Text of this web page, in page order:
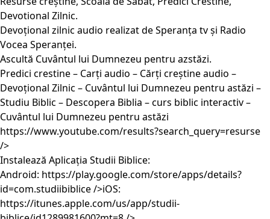
Devotional Zilnic.
Devoțional zilnic audio realizat de Speranța tv și Radio
Vocea Speranței.
Ascultă Cuvântul lui Dumnezeu pentru azstăzi.
Predici crestine – Carți audio – Cărți creștine audio –
Devoțional Zilnic – Cuvântul lui Dumnezeu pentru astăzi –
Studiu Biblic – Descopera Biblia – curs biblic interactiv –
Cuvântul lui Dumnezeu pentru astăzi
https://www.youtube.com/results?search_query=resurse
/>
Instalează Aplicația Studii Biblice:
Android: https://play.google.com/store/apps/details?
id=com.studiibiblice/>iOS:
https://itunes.apple.com/us/app/studii-